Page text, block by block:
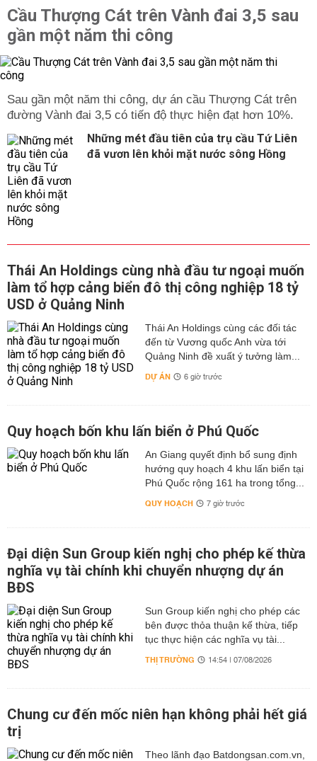
Cầu Thượng Cát trên Vành đai 3,5 sau
gần một năm thi công
Sau gần một năm thi công, dự án cầu Thượng Cát trên
đường Vành đai 3,5 có tiến độ thực hiện đạt hơn 10%.
Những mét đầu tiên của trụ cầu Tứ Liên
đã vươn lên khỏi mặt nước sông Hồng
Thái An Holdings cùng nhà đầu tư ngoại muốn
làm tổ hợp cảng biển đô thị công nghiệp 18 tỷ
USD ở Quảng Ninh
Thái An Holdings cùng các đối tác
đến từ Vương quốc Anh vừa tới
Quảng Ninh đề xuất ý tưởng làm...
DỰ ÁN 6 giờ trước
Quy hoạch bốn khu lấn biển ở Phú Quốc
An Giang quyết định bổ sung định
hướng quy hoạch 4 khu lấn biển tại
Phú Quốc rộng 161 ha trong tổng...
QUY HOẠCH 7 giờ trước
Đại diện Sun Group kiến nghị cho phép kế thừa
nghĩa vụ tài chính khi chuyển nhượng dự án
BĐS
Sun Group kiến nghị cho phép các
bên được thỏa thuận kế thừa, tiếp
tục thực hiện các nghĩa vụ tài...
THỊ TRƯỜNG 14:54 | 07/08/2026
Chung cư đến mốc niên hạn không phải hết giá
trị
Theo lãnh đạo Batdongsan.com.vn,